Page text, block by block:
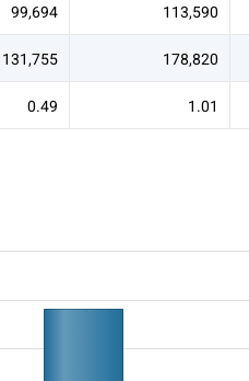
113,590
99,694
178,820
131,755
1.01
0.49